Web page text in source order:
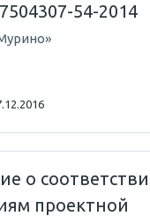
С.Е.
54-2014
о
проектной